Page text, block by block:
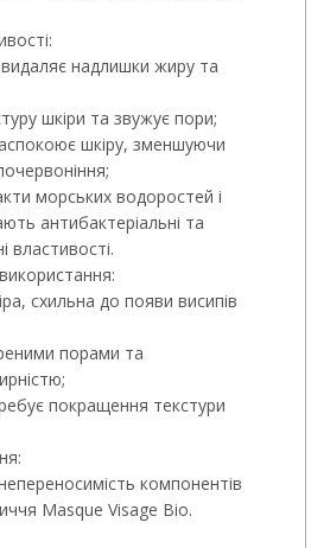
надлишки жиру та
шкіри та звужує пори;
шкіру, зменшуючи
морських водоростей і
антибактеріальні та
властивості.
схильна до появи висипів
порами та
покращення текстури
компонентів
Masque Visage Bio.